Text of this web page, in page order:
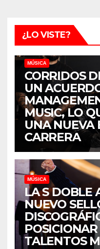
¿LO VISTE?
MÚSICA
CORRIDOS
UN
MUSIC, LO
UNA NUEVA
CARRERA
MÚSICA
LA S DOBLE
NUEVO
TALENTOS